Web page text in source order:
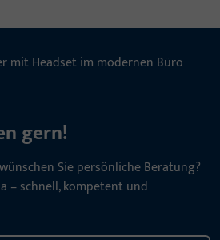
gern!
Sie persönliche Beratung?
– schnell, kompetent und